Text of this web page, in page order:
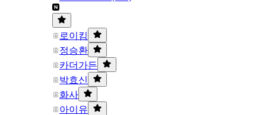
로이킴
정승환
카더가든
박효신
화사
아이유